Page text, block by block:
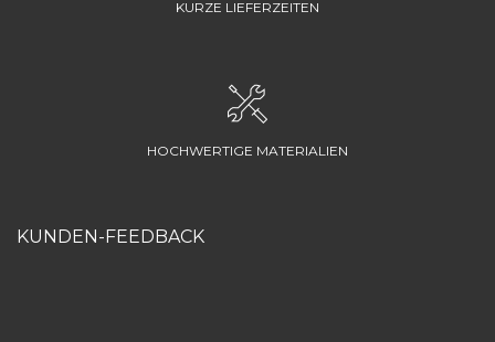
KURZE LIEFERZEITEN
HOCHWERTIGE MATERIALIEN
KUNDEN-FEEDBACK